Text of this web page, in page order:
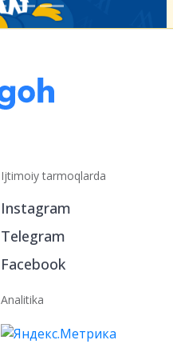
Ijtimoiy tarmoqlarda
Instagram
Telegram
Facebook
Analitika